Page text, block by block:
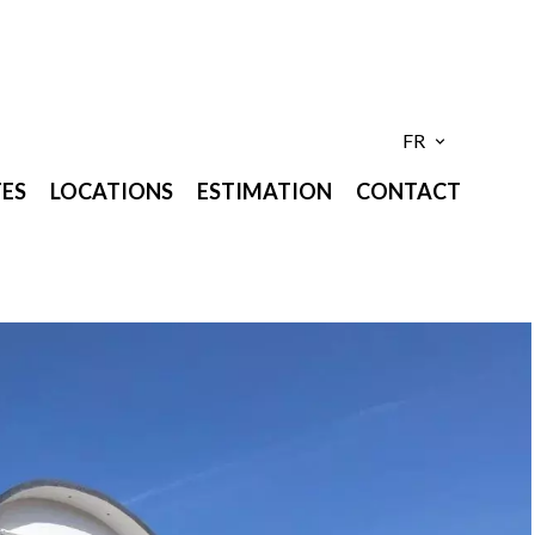
FR
LOCATIONS ESTIMATION CONTACT